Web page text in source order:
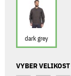
dark grey
VYBER VELIKOST